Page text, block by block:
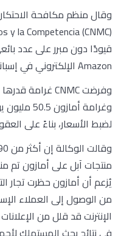
Amazon الإلكتروني في إسبانيا”.
وغرامة
لضبط الأسعار، بناءً على العقود
منتجات آبل على أمازون تم
يُزعم أن أمازون حظرت تجار
من الوصول إلى العملاء